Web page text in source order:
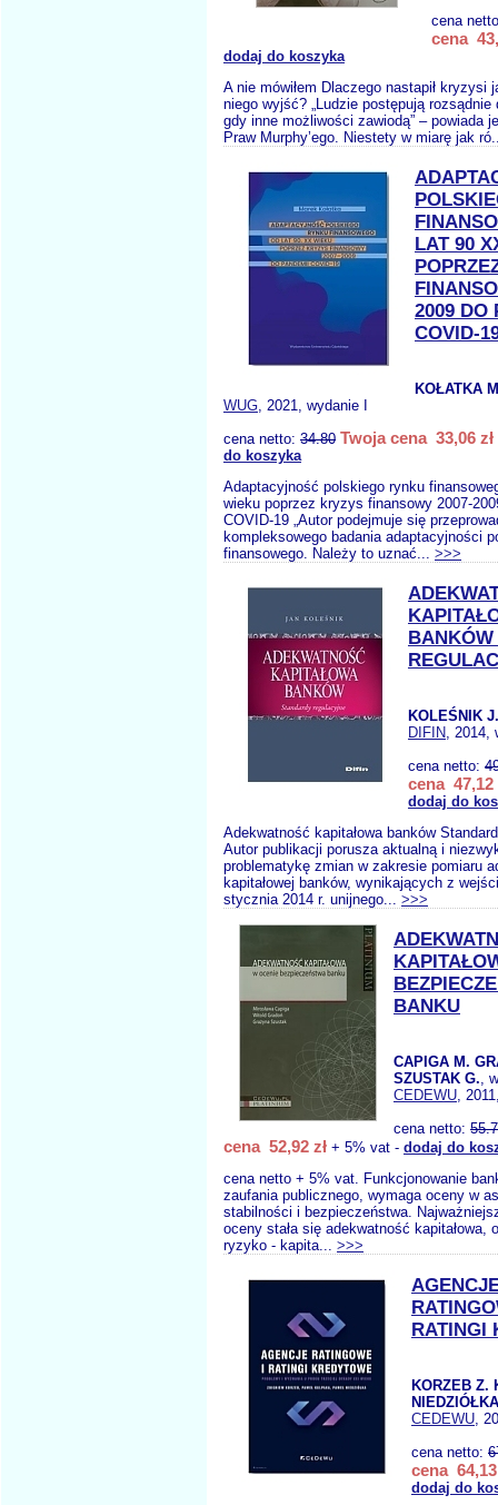
cena
cena
dodaj do koszyka
A nie mówiłem Dlaczego nastapił kryzysi
niego wyjść? „Ludzie postępują rozsądnie
gdy inne możliwości zawiodą” – powiada
Praw Murphy’ego. Niestety w miarę jak
LAT 90
2009 DO
COVID-
KOŁATKA
WUG, 2021, wydanie I
cena netto: 34.80 Twoja cena 33,06 zł
do koszyka
Adaptacyjność polskiego rynku
wieku poprzez kryzys finansowy 2007-
COVID-19 „Autor podejmuje się
kompleksowego badania adaptacyjności
finansowego. Należy to uznać... >>>
BANKÓW
KOLEŚNIK J.
DIFIN, 2014,
cena netto:
cena 47,12
dodaj do
Adekwatność kapitałowa banków
Autor publikacji porusza aktualną i
problematykę zmian w zakresie pomiaru
kapitałowej banków, wynikających z
stycznia 2014 r. unijnego... >>>
BANKU
CAPIGA M.
SZUSTAK G.,
CEDEWU,
cena netto:
cena 52,92 zł + 5% vat - dodaj do
cena netto + 5% vat. Funkcjonowanie
zaufania publicznego, wymaga oceny w
stabilności i bezpieczeństwa.
oceny stała się adekwatność kapitałowa,
ryzyko - kapita... >>>
RATINGI
KORZEB Z.
CEDEWU,
cena netto:
cena 64,13
dodaj do